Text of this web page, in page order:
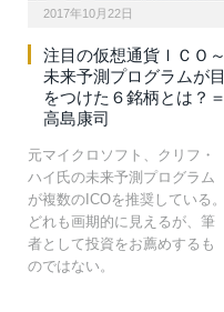
2017年10月22日
注目の仮想通貨ＩＣＯ～
未来予測プログラムが目
をつけた６銘柄とは？＝
高島康司
元マイクロソフト、クリフ・
ハイ氏の未来予測プログラム
が複数のICOを推奨している。
どれも画期的に見えるが、筆
者として投資をお薦めするも
のではない。